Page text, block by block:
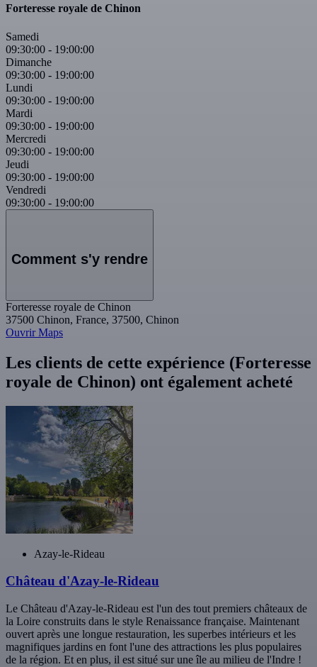
Forteresse royale de Chinon
Samedi
09:30:00 - 19:00:00
Dimanche
09:30:00 - 19:00:00
Lundi
09:30:00 - 19:00:00
Mardi
09:30:00 - 19:00:00
Mercredi
09:30:00 - 19:00:00
Jeudi
09:30:00 - 19:00:00
Vendredi
09:30:00 - 19:00:00
Comment s'y rendre
Forteresse royale de Chinon
37500 Chinon, France, 37500, Chinon
Ouvrir Maps
Les clients de cette expérience (Forteresse
royale de Chinon) ont également acheté
Azay-le-Rideau
Château d'Azay-le-Rideau
Le Château d'Azay-le-Rideau est l'un des tout premiers châteaux de
la Loire construits dans le style Renaissance française. Maintenant
ouvert après une longue restauration, les superbes intérieurs et les
magnifiques jardins en font l'une des attractions les plus populaires
de la région. Et en plus, il est situé sur une île au milieu de l'Indre !